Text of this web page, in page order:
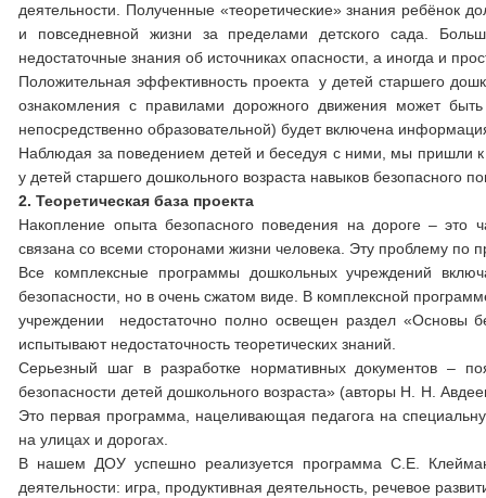
деятельности. Полученные «теоретические» знания ребёнок
и повседневной жизни за пределами детского сада.
недостаточные знания об источниках опасности, а иногда и
Положительная эффективность проекта у детей старшего
ознакомления с правилами дорожного движения может
непосредственно образовательной) будет включена
Наблюдая за поведением детей и беседуя с ними, мы пришли
у детей старшего дошкольного возраста навыков
2. Теоретическая база проекта
Накопление опыта безопасного поведения на дороге – это
связана со всеми сторонами жизни человека. Эту проблему по
Все комплексные программы дошкольных учреждений
безопасности, но в очень сжатом виде. В комплексной
учреждении недостаточно полно освещен раздел «Основы
испытывают недостаточность теоретических знаний.
Серьезный шаг в разработке нормативных документов –
безопасности детей дошкольного возраста» (авторы Н. Н.
Это первая программа, нацеливающая педагога на
на улицах и дорогах.
В нашем ДОУ успешно реализуется программа С.Е.
деятельности: игра, продуктивная деятельность, речевое